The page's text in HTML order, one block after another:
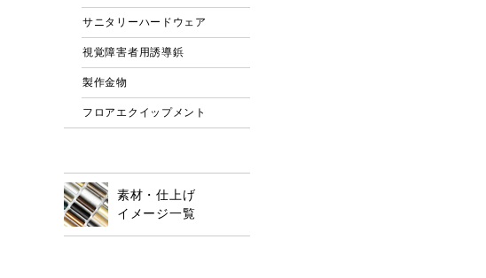
サニタリーハードウェア
視覚障害者用誘導鋲
製作金物
フロアエクイップメント
素材・仕上げ
イメージ一覧